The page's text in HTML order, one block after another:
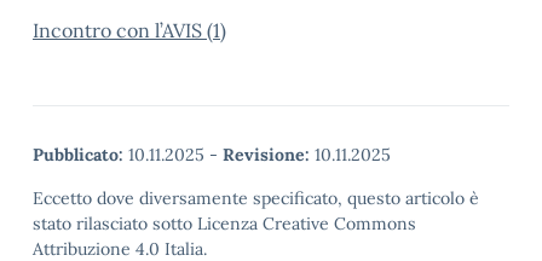
Incontro con l’AVIS (1)
Pubblicato: 10.11.2025 - Revisione: 10.11.2025
Eccetto dove diversamente specificato, questo articolo è
stato rilasciato sotto Licenza Creative Commons
Attribuzione 4.0 Italia.